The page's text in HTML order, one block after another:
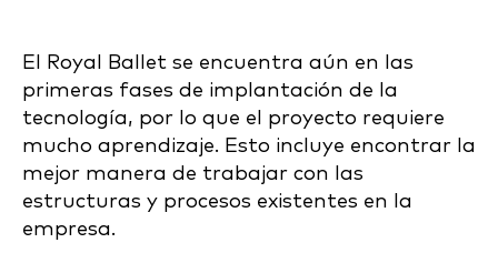
El Royal Ballet se encuentra aún en las
primeras fases de implantación de la
tecnología, por lo que el proyecto requiere
mucho aprendizaje. Esto incluye encontrar la
mejor manera de trabajar con las
estructuras y procesos existentes en la
empresa.